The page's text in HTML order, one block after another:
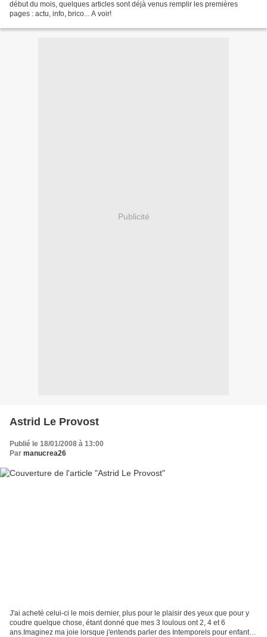
début du mois, quelques articles sont déjà venus remplir les premières
pages : actu, info, brico... A voir!
Publicité
Astrid Le Provost
Publié le 18/01/2008 à 13:00
Par manucrea26
J'ai acheté celui-ci le mois dernier, plus pour le plaisir des yeux que pour y
coudre quelque chose, étant donné que mes 3 loulous ont 2, 4 et 6
ans.Imaginez ma joie lorsque j'entends parler des Intemporels pour enfants